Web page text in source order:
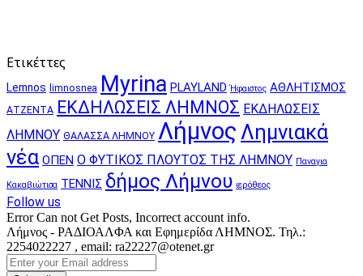
Ετικέττες
Lemnos limnosnea Myrina PLAYLAND Ήφαιστος ΑΘΛΗΤΙΣΜΟΣ
ΑΤΖΕΝΤΑ ΕΚΔΗΛΩΣΕΙΣ ΛΗΜΝΟΣ ΕΚΔΗΛΩΣΕΙΣ
ΛΗΜΝΟΥ ΘΑΛΑΣΣΑ ΛΗΜΝΟΥ Λήμνος Λημνιακά
νέα ΟΠΕΝ Ο ΦΥΤΙΚΟΣ ΠΛΟΥΤΟΣ ΤΗΣ ΛΗΜΝΟΥ Παναγια
Κακαβιώτισα ΤΕΝΝΙΣ δήμος Λήμνου ιερόθεος
Follow us
Error Can not Get Posts, Incorrect account info.
Λήμνος - ΡΑΔΙΟΑΛΦΑ και Εφημερίδα ΛΗΜΝΟΣ. Τηλ.:
2254022227 , email: ra22227@otenet.gr
Enter